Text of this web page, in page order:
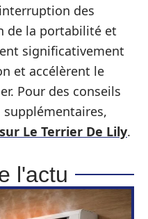
des
de la portabilité et
significativement
et accélèrent le
Pour des conseils
Le Terrier De Lily.
l'actu